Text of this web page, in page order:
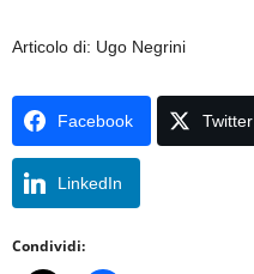
Articolo di: Ugo Negrini
Facebook Twitter
LinkedIn
Condividi: